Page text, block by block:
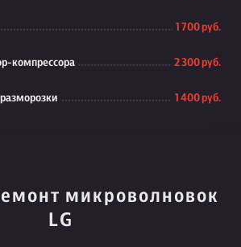
1 700 руб.
компрессора 2 300 руб.
1 400 руб.
микроволновок
LG